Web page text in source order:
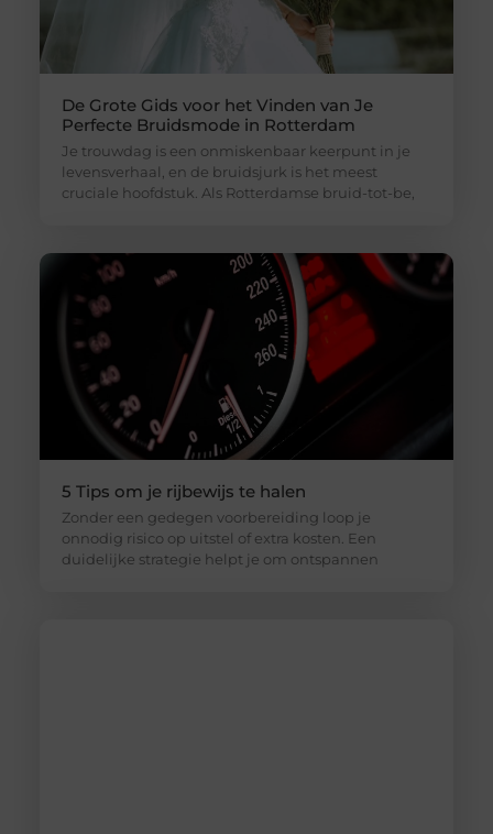
De Grote Gids voor het Vinden van Je
Perfecte Bruidsmode in Rotterdam
Je trouwdag is een onmiskenbaar keerpunt in je
levensverhaal, en de bruidsjurk is het meest
cruciale hoofdstuk. Als Rotterdamse bruid-tot-be,
5 Tips om je rijbewijs te halen
Zonder een gedegen voorbereiding loop je
onnodig risico op uitstel of extra kosten. Een
duidelijke strategie helpt je om ontspannen